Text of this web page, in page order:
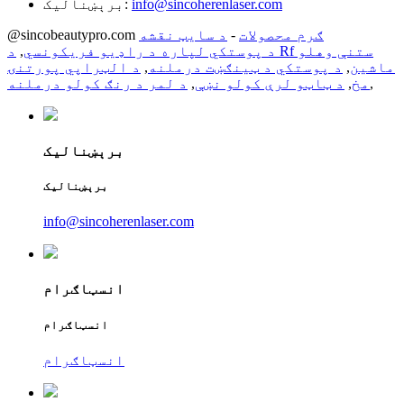
برېښنالیک: info@sincoherenlaser.com
@sincobeautypro.com
ګرم محصولات - د سایټ نقشه
د پوستکي لپاره د راډیو فریکونسي, د Rf ستنې وهلو
ماشین, د پوستکي د ټینګښت درملنه , د الټراپي پورتنۍ
مخ, د ټاټو لرې کولو نښې, د لمر د رنګ کولو درملنه ,
برېښنالیک
برېښنالیک
info@sincoherenlaser.com
انسټاګرام
انسټاګرام
انسټاګرام